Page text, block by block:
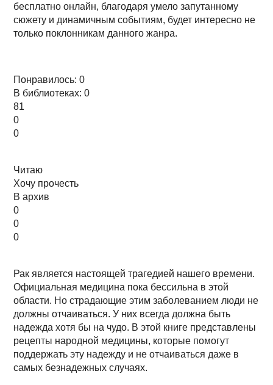
бесплатно онлайн, благодаря умело запутанному
сюжету и динамичным событиям, будет интересно не
только поклонникам данного жанра.
Понравилось: 0
В библиотеках: 0
81
0
0
Читаю
Хочу прочесть
В архив
0
0
0
Рак является настоящей трагедией нашего времени.
Официальная медицина пока бессильна в этой
области. Но страдающие этим заболеванием люди не
должны отчаиваться. У них всегда должна быть
надежда хотя бы на чудо. В этой книге представлены
рецепты народной медицины, которые помогут
поддержать эту надежду и не отчаиваться даже в
самых безнадежных случаях.